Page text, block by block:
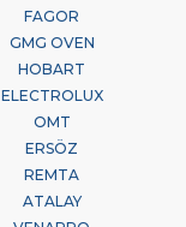
FAGOR
GMG OVEN
HOBART
ELECTROLUX
OMT
ERSÖZ
REMTA
ATALAY